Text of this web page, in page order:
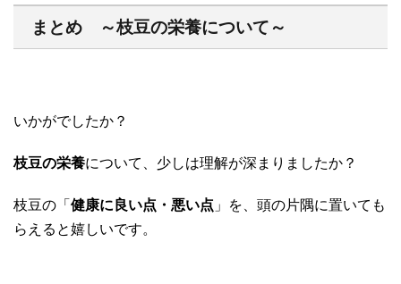
まとめ ～枝豆の栄養について～
いかがでしたか？
枝豆の栄養について、少しは理解が深まりましたか？
枝豆の「 健康に良い点・悪い点 」を、頭の片隅に置いても
らえると嬉しいです。